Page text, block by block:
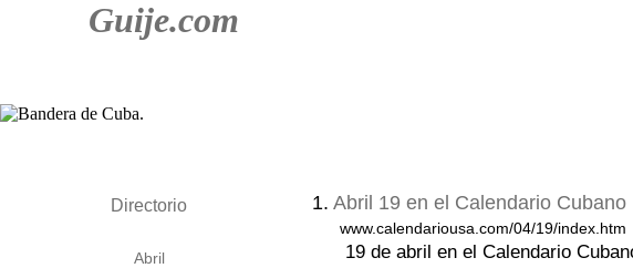
Guije.com
Directorio
Abril
1. Abril 19 en el Calendario Cubano
www.calendariousa.com/04/19/index.htm
19 de abril en el Calendario